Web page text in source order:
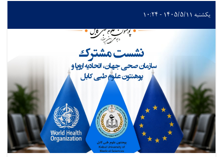
یکشنبه ۱۴۰۵/۵/۱۱ - ۱۰:۲۴